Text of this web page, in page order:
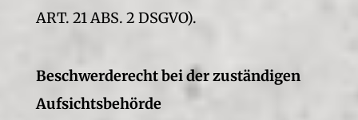
ART. 21 ABS. 2 DSGVO).
Beschwerde­recht bei der zuständigen
Aufsichts­behörde